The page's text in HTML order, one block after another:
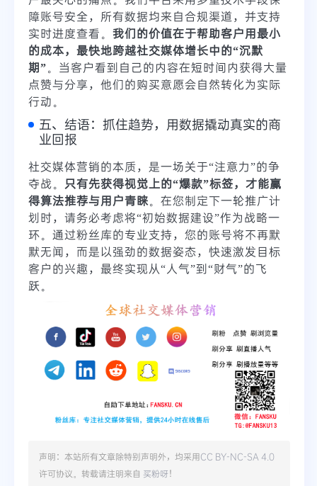
障账号安全，所有数据均来自合规渠道，并支持
实时进度查看。 我们的价值在于帮助客户用最小
的成本，最快地跨越社交媒体增长中的“沉默
期”。当客户看到自己的内容在短时间内获得大量
点赞与分享，他们的购买意愿会自然转化为实际
行动。
五、结语：抓住趋势，用数据撬动真实的商
业回报
社交媒体营销的本质，是一场关于“注意力”的争
夺战。 只有先获得视觉上的“爆款”标签，才能赢
得算法推荐与用户青睐。在您制定下一轮推广计
划时，请务必考虑将“初始数据建设”作为战略一
环。通过粉丝库的专业支持，您的账号将不再默
默无闻，而是以强劲的数据姿态，快速激发目标
客户的兴趣，最终实现从“人气”到“财气”的飞
跃。
声明：本站所有文章除特别声明外，均采用CC BY-NC-SA 4.0
许可协议。转载请注明来自 买粉呀！